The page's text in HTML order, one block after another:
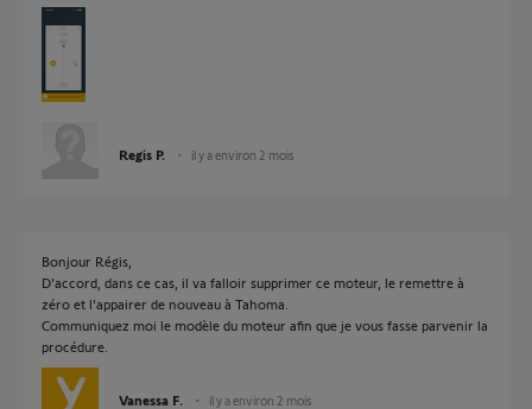
Regis P. il y a environ 2 mois
Bonjour Régis,
D'accord, dans ce cas, il va falloir supprimer ce moteur, le remettre à
zéro et l'appairer de nouveau à Tahoma.
Communiquez moi le modèle du moteur afin que je vous fasse parvenir la
procédure.
Vanessa F. il y a environ 2 mois